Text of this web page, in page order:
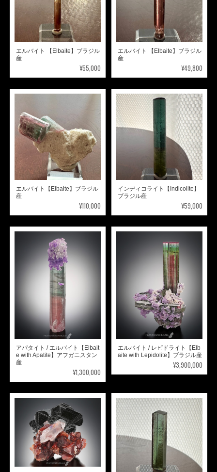
エルバイト 【Elbaite】ブラジル
産
¥55,000
エルバイト 【Elbaite】ブラジル
産
¥49,800
エルバイト【Elbaite】ブラジル
産
¥110,000
インディコライト【Indicolite】
ブラジル産
¥59,000
アパタイト / エルバイト【Elbait
e with Apatite】アフガニスタン
産
¥1,300,000
エルバイト / レピドライト【Elb
aite with Lepidolite】ブラジル産
¥3,900,000